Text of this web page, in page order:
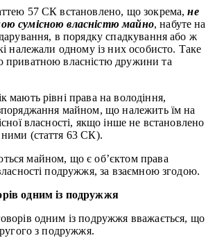
57 СК встановлено, що зокрема,не
сумісною власністю майно, набуте на
в порядку спадкування або ж
належали одному із них особисто. Таке
приватною власністю дружини та
мають рівні права на володіння,
майном, що належить їм на
власності, якщо інше не встановлено
(стаття 63 СК).
майном, що є об’єктом права
подружжя, за взаємною згодою.
одним із подружжя
одним із подружжя вважається, що
з подружжя.